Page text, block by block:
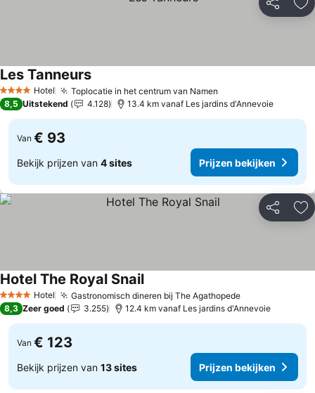
Delen
4 SterrenHotel Toplocatie in het centrum van Namen
Les TanneursPrijzen bekijken
8,5 Uitstekend 4.128 13.4 km vanaf Les jardins d'Annevoie
Van € 93
Bekijk prijzen van 4 sites Prijzen bekijken
Delen
4 SterrenHotel Gastronomisch dineren bij The AgathopedePrijzen
Hotel The Royal SnailPrijzen bekijken
8,3 Zeer goed 3.255 12.4 km vanaf Les jardins d'Annevoie
Van € 123
Bekijk prijzen van 13 sites Prijzen bekijken